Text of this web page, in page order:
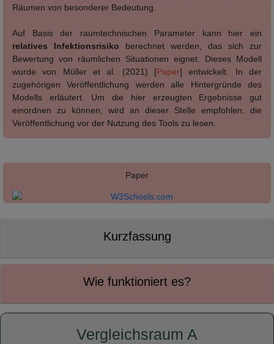
Räumen von besonderer Bedeutung.
Auf Basis der raumtechnischen Parameter kann hier ein
relatives Infektionsrisiko berechnet werden, das sich zur
Bewertung von räumlichen Situationen eignet. Dieses Modell
wurde von Müller et al. (2021) [Paper] entwickelt. In der
zugehörigen Veröffentlichung werden alle Hintergründe des
Modells erläutert. Um die hier erzeugten Ergebnisse gut
einordnen zu können, wird an dieser Stelle empfohlen, die
Veröffentlichung vor der Nutzung des Tools zu lesen.
Paper
Kurzfassung
Wie funktioniert es?
Vergleichsraum A